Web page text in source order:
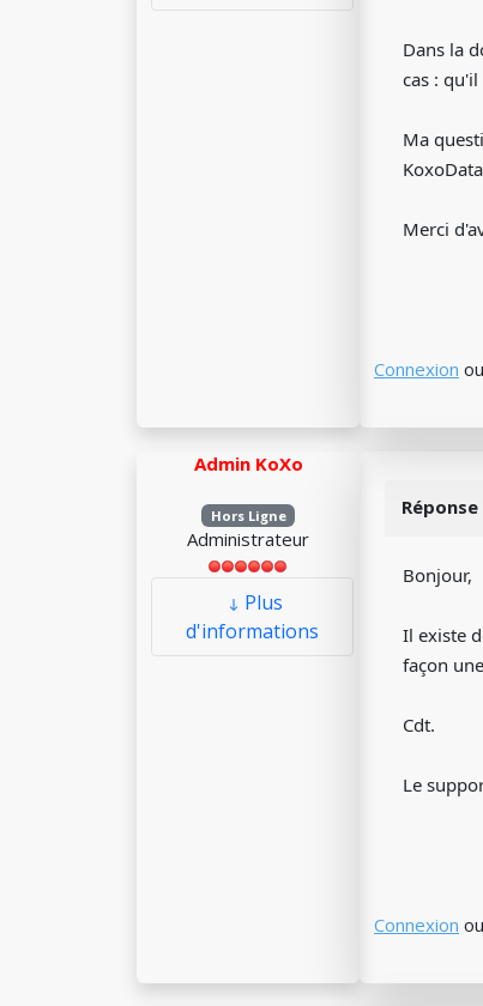
Dans la
cas :
Ma
Merci
Connexion ou
Admin KoXo
Hors Ligne
Administrateur
Plus
d'informations
Bonjour,
Il existe
façon
Cdt.
Le
Connexion ou